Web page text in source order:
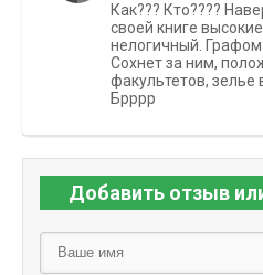
Как??? Кто????
своей книге
нелогичный.
Сохнет за ним,
факультетов, зелье
Брррр
Добавить отзыв